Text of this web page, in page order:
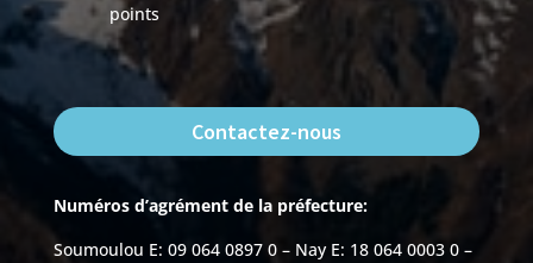
points
Contactez-nous
Numéros d’agrément de la préfecture:
Soumoulou E: 09 064 0897 0 – Nay E: 18 064 0003 0 –